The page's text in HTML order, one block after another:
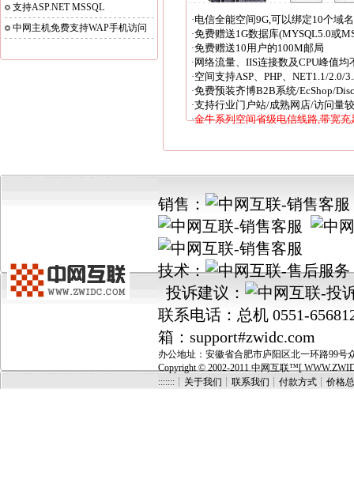
支持ASP.NET MSSQL
中网主机免费支持WAP手机访问
·电信全能空间9G,可以绑定10个域
·免费赠送1G数据库(MYSQL5.0或
·免费赠送10用户的100M邮局
· 网络流量、IIS连接数及CPU峰值均
·空间支持ASP、PHP、NET1.1/2.0/
·免费预装齐博B2B系统/EcShop/
·支持行业门户站/成熟网店/访问量
·金牛系列空间省级电信线路,带宽
销售：
技术：
投诉建议：
联系电话：总机 0551-
箱：support#zwidc.com
办公地址：安徽省合肥市庐阳区北一环路99号
Copyright © 2002-2011 中网互联™[
:::::::┊关于我们 ┊ 联系我们 ┊ 付款方式 ┊ 价格